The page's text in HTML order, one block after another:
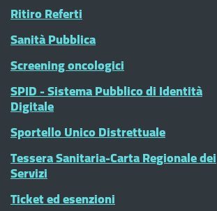
Ritiro Referti
Sanità Pubblica
Screening oncologici
SPID - Sistema Pubblico di Identità
Digitale
Sportello Unico Distrettuale
Tessera Sanitaria-Carta Regionale dei
Servizi
Ticket ed esenzioni